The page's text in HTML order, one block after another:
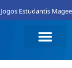
Estudantis